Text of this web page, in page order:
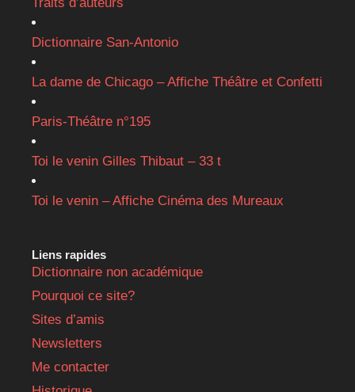
Dictionnaire San-Antonio
La dame de Chicago – Affiche Théâtre et Confetti
Paris-Théâtre n°195
Toi le venin Gilles Thibaut – 33 t
Toi le venin – Affiche Cinéma des Mureaux
Liens rapides
Dictionnaire non académique
Pourquoi ce site?
Sites d’amis
Newsletters
Me contacter